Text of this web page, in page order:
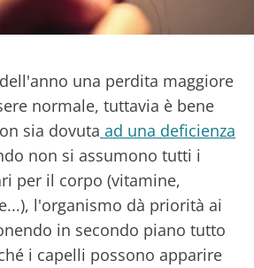
una perdita maggiore
normale, tuttavia è bene
sia dovuta ad una deficienza
non si assumono tutti i
per il corpo (vitamine,
l'organismo dà priorità ai
in secondo piano tutto
i capelli possono apparire